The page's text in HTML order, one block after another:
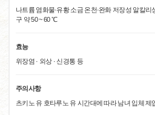
나트륨 염화물·유황 소금 온천·완화 저장성 알칼
구 약 50 ~ 60 ℃
효능
위장염 · 외상 · 신경통 등
주의사항
츠키노 유 호타루노 유 시간대에 따라 남녀 입체 제